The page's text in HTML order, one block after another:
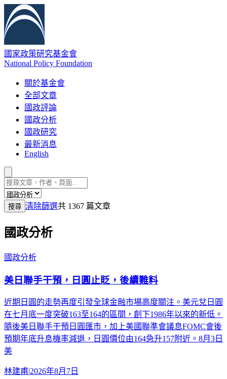
國家政策研究基金會
National Policy Foundation
關於基金會
全部文章
國政評論
國政分析
國政研究
最新消息
English
搜尋 清除篩選共 1367 篇文章
國政分析
國政分析
美日聯手干預，日圓止貶，後續難料
近期日圓的走勢再度引發全球金融市場高度關注。美元兌日圓
在七月底一度突破163至164的區間，創下1986年以來的新低。
隨後美日聯手干預日圓匯市，加上美國聯準會議息FOMC會後
預期年底升息機率減退，日圓價位由164急升157附近。8月3日
美
林建甫|2026年8月7日